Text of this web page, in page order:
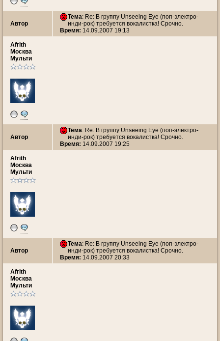
Автор
Тема: Re: В группу Unseeing Eye (поп-электро-
инди-рок) требуется вокалистка! Срочно.
Время: 14.09.2007 19:13
Afrith
Москва
Мульти
Автор
Тема: Re: В группу Unseeing Eye (поп-электро-
инди-рок) требуется вокалистка! Срочно.
Время: 14.09.2007 19:25
Afrith
Москва
Мульти
Автор
Тема: Re: В группу Unseeing Eye (поп-электро-
инди-рок) требуется вокалистка! Срочно.
Время: 14.09.2007 20:33
Afrith
Москва
Мульти